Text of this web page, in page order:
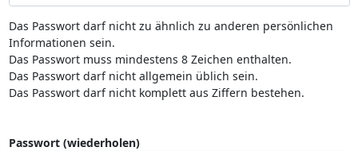
Das Passwort darf nicht zu ähnlich zu anderen persönlichen
Informationen sein.
Das Passwort muss mindestens 8 Zeichen enthalten.
Das Passwort darf nicht allgemein üblich sein.
Das Passwort darf nicht komplett aus Ziffern bestehen.
Passwort (wiederholen)